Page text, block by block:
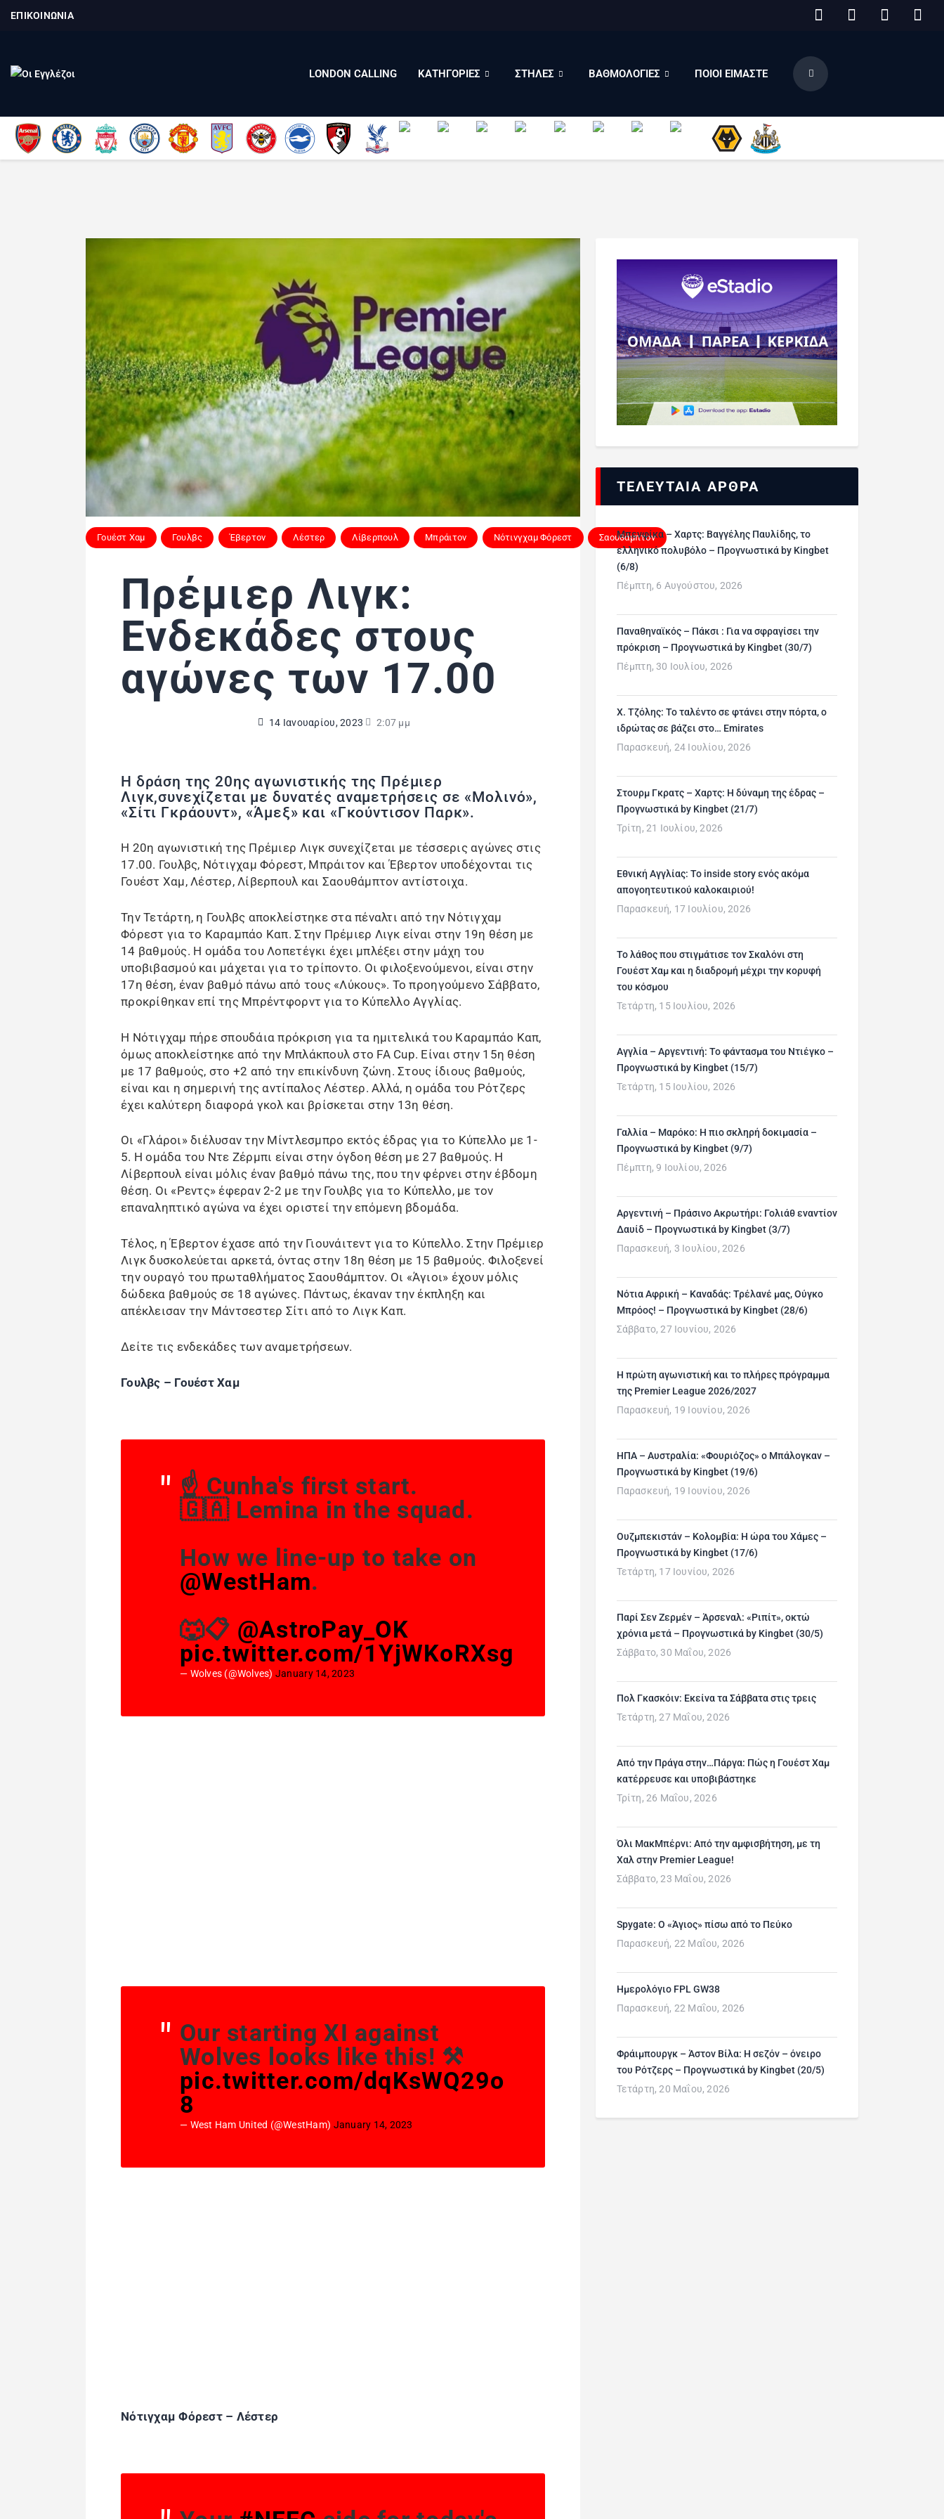
ΕΠΙΚΟΙΝΩΝΙΑ
LONDON CALLING ΚΑΤΗΓΟΡΙΕΣ ΣΤΗΛΕΣ ΒΑΘΜΟΛΟΓΙΕΣ ΠΟΙΟΙ ΕΙΜΑΣΤΕ
Γουέστ Χαμ Γουλβς Έβερτον Λέστερ Λίβερπουλ Μπράιτον Νότινγχαμ Φόρεστ Σαουθάμπτον
Πρέμιερ Λιγκ:
Ενδεκάδες στους
αγώνες των 17.00
14 Ιανουαρίου, 2023 2:07 μμ
Η δράση της 20ης αγωνιστικής της Πρέμιερ
Λιγκ,συνεχίζεται με δυνατές αναμετρήσεις σε «Μολινό»,
«Σίτι Γκράουντ», «Άμεξ» και «Γκούντισον Παρκ».
Η 20η αγωνιστική της Πρέμιερ Λιγκ συνεχίζεται με τέσσερις αγώνες στις
17.00. Γουλβς, Νότιγχαμ Φόρεστ, Μπράιτον και Έβερτον υποδέχονται τις
Γουέστ Χαμ, Λέστερ, Λίβερπουλ και Σαουθάμπτον αντίστοιχα.
Την Τετάρτη, η Γουλβς αποκλείστηκε στα πέναλτι από την Νότιγχαμ
Φόρεστ για το Καραμπάο Καπ. Στην Πρέμιερ Λιγκ είναι στην 19η θέση με
14 βαθμούς. Η ομάδα του Λοπετέγκι έχει μπλέξει στην μάχη του
υποβιβασμού και μάχεται για το τρίποντο. Οι φιλοξενούμενοι, είναι στην
17η θέση, έναν βαθμό πάνω από τους «Λύκους». Το προηγούμενο Σάββατο,
προκρίθηκαν επί της Μπρέντφορντ για το Κύπελλο Αγγλίας.
Η Νότιγχαμ πήρε σπουδάια πρόκριση για τα ημιτελικά του Καραμπάο Καπ,
όμως αποκλείστηκε από την Μπλάκπουλ στο FA Cup. Είναι στην 15η θέση
με 17 βαθμούς, στο +2 από την επικίνδυνη ζώνη. Στους ίδιους βαθμούς,
είναι και η σημερινή της αντίπαλος Λέστερ. Αλλά, η ομάδα του Ρότζερς
έχει καλύτερη διαφορά γκολ και βρίσκεται στην 13η θέση.
Οι «Γλάροι» διέλυσαν την Μίντλεσμπρο εκτός έδρας για το Κύπελλο με 1-
5. Η ομάδα του Ντε Ζέρμπι είναι στην όγδοη θέση με 27 βαθμούς. Η
Λίβερπουλ είναι μόλις έναν βαθμό πάνω της, που την φέρνει στην έβδομη
θέση. Οι «Ρεντς» έφεραν 2-2 με την Γουλβς για το Κύπελλο, με τον
επαναληπτικό αγώνα να έχει οριστεί την επόμενη βδομάδα.
Τέλος, η Έβερτον έχασε από την Γιουνάιτεντ για το Κύπελλο. Στην Πρέμιερ
Λιγκ δυσκολεύεται αρκετά, όντας στην 18η θέση με 15 βαθμούς. Φιλοξενεί
την ουραγό του πρωταθλήματος Σαουθάμπτον. Οι «Άγιοι» έχουν μόλις
δώδεκα βαθμούς σε 18 αγώνες. Πάντως, έκαναν την έκπληξη και
απέκλεισαν την Μάντσεστερ Σίτι από το Λιγκ Καπ.
Δείτε τις ενδεκάδες των αναμετρήσεων.
Γουλβς – Γουέστ Χαμ
☝️ Cunha's first start.
🇬🇦 Lemina in the squad.
How we line-up to take on
@WestHam.
🐺📋 @AstroPay_OK
pic.twitter.com/1YjWKoRXsg
— Wolves (@Wolves) January 14, 2023
Our starting XI against
Wolves looks like this! ⚒️
pic.twitter.com/dqKsWQ29o
8
— West Ham United (@WestHam) January 14, 2023
Νότιγχαμ Φόρεστ – Λέστερ
ΤΕΛΕΥΤΑΙΑ ΑΡΘΡΑ
Μπενφίκα – Χαρτς: Βαγγέλης Παυλίδης, το
ελληνικό πολυβόλο – Προγνωστικά by Kingbet
(6/8)
Πέμπτη, 6 Αυγούστου, 2026
Παναθηναϊκός – Πάκσι : Για να σφραγίσει την
πρόκριση – Προγνωστικά by Kingbet (30/7)
Πέμπτη, 30 Ιουλίου, 2026
Χ. Τζόλης: Το ταλέντο σε φτάνει στην πόρτα, ο
ιδρώτας σε βάζει στο… Emirates
Παρασκευή, 24 Ιουλίου, 2026
Στουρμ Γκρατς – Χαρτς: Η δύναμη της έδρας –
Προγνωστικά by Kingbet (21/7)
Τρίτη, 21 Ιουλίου, 2026
Εθνική Αγγλίας: Το inside story ενός ακόμα
απογοητευτικού καλοκαιριού!
Παρασκευή, 17 Ιουλίου, 2026
Το λάθος που στιγμάτισε τον Σκαλόνι στη
Γουέστ Χαμ και η διαδρομή μέχρι την κορυφή
του κόσμου
Τετάρτη, 15 Ιουλίου, 2026
Αγγλία – Αργεντινή: Το φάντασμα του Ντιέγκο –
Προγνωστικά by Kingbet (15/7)
Τετάρτη, 15 Ιουλίου, 2026
Γαλλία – Μαρόκο: Η πιο σκληρή δοκιμασία –
Προγνωστικά by Kingbet (9/7)
Πέμπτη, 9 Ιουλίου, 2026
Αργεντινή – Πράσινο Ακρωτήρι: Γολιάθ εναντίον
Δαυίδ – Προγνωστικά by Kingbet (3/7)
Παρασκευή, 3 Ιουλίου, 2026
Νότια Αφρική – Καναδάς: Τρέλανέ μας, Ούγκο
Μπρόος! – Προγνωστικά by Kingbet (28/6)
Σάββατο, 27 Ιουνίου, 2026
H πρώτη αγωνιστική και το πλήρες πρόγραμμα
της Premier League 2026/2027
Παρασκευή, 19 Ιουνίου, 2026
ΗΠΑ – Αυστραλία: «Φουριόζος» ο Μπάλογκαν –
Προγνωστικά by Kingbet (19/6)
Παρασκευή, 19 Ιουνίου, 2026
Ουζμπεκιστάν – Κολομβία: Η ώρα του Χάμες –
Προγνωστικά by Kingbet (17/6)
Τετάρτη, 17 Ιουνίου, 2026
Παρί Σεν Ζερμέν – Άρσεναλ: «Ριπίτ», οκτώ
χρόνια μετά – Προγνωστικά by Kingbet (30/5)
Σάββατο, 30 Μαΐου, 2026
Πολ Γκασκόιν: Εκείνα τα Σάββατα στις τρεις
Τετάρτη, 27 Μαΐου, 2026
Από την Πράγα στην…Πάργα: Πώς η Γουέστ Χαμ
κατέρρευσε και υποβιβάστηκε
Τρίτη, 26 Μαΐου, 2026
Όλι ΜακΜπέρνι: Aπό την αμφισβήτηση, με τη
Χαλ στην Premier League!
Σάββατο, 23 Μαΐου, 2026
Spygate: Ο «Άγιος» πίσω από το Πεύκο
Παρασκευή, 22 Μαΐου, 2026
Ημερολόγιο FPL GW38
Παρασκευή, 22 Μαΐου, 2026
Φράιμπουργκ – Άστον Βίλα: Η σεζόν – όνειρο
του Ρότζερς – Προγνωστικά by Kingbet (20/5)
Τετάρτη, 20 Μαΐου, 2026